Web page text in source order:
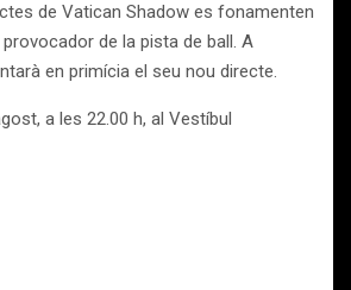
de Vatican Shadow es fonamenten
de la pista de ball. A
en primícia el seu nou directe.
a les 22.00 h, al Vestíbul